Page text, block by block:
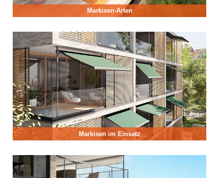
Markisen-Arten
Markisen im Einsatz